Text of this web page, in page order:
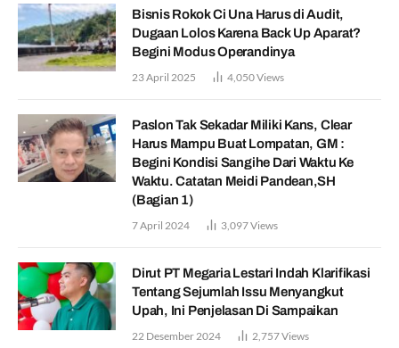
Bisnis Rokok Ci Una Harus di Audit,
Dugaan Lolos Karena Back Up Aparat?
Begini Modus Operandinya
23 April 2025 4,050Views
Paslon Tak Sekadar Miliki Kans, Clear
Harus Mampu Buat Lompatan, GM :
Begini Kondisi Sangihe Dari Waktu Ke
Waktu. Catatan Meidi Pandean,SH
(Bagian 1)
7 April 2024 3,097Views
Dirut PT Megaria Lestari Indah Klarifikasi
Tentang Sejumlah Issu Menyangkut
Upah, Ini Penjelasan Di Sampaikan
22 Desember 2024 2,757Views